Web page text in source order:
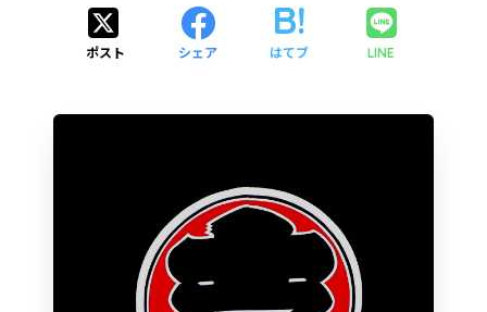
ポスト シェア はてブ LINE